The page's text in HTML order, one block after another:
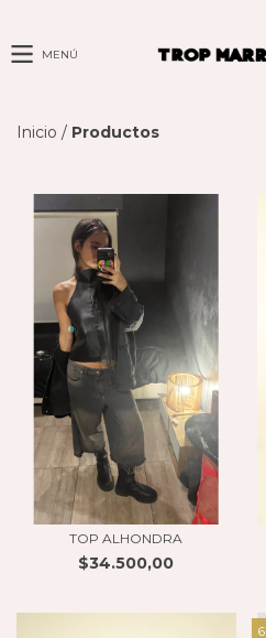
MENÚ
Inicio / Productos
TOP ALHONDRA
$34.500,00
6